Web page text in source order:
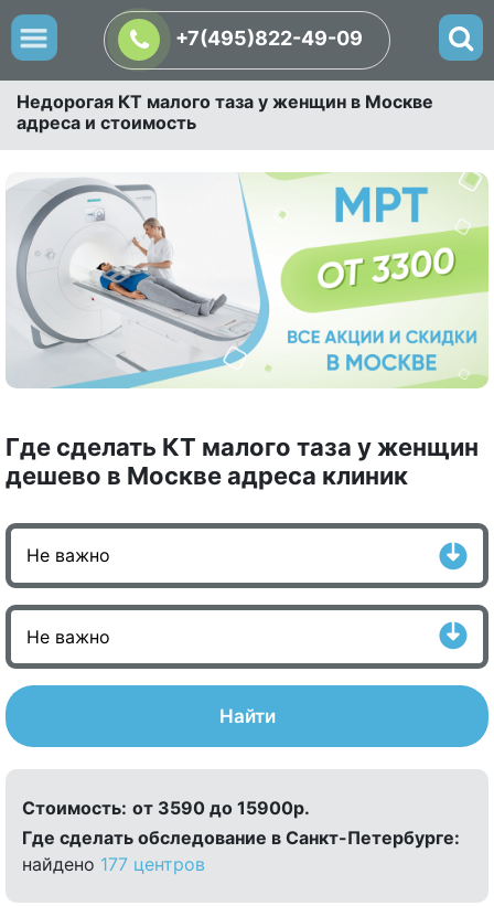
+7(495)822-49-09
Недорогая КТ малого таза у женщин в Москве
адреса и стоимость
Где сделать КТ малого таза у женщин
дешево в Москве адреса клиник
Найти
Стоимость: от 3590 до 15900р.
Где сделать обследование в Санкт-Петербурге:
найдено 177 центров